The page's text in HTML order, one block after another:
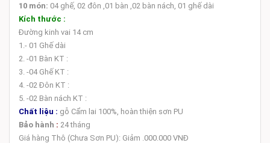
10 món: 04 ghế, 02 đôn ,01 bàn ,02 bàn nách, 01 ghế dài
Kích thước :
Đường kinh vai 14 cm
1.- 01 Ghế dài
2. -01 Bàn KT :
3. -04 Ghế KT :
4. -02 Đôn KT :
5. -02 Bàn nách KT :
Chất liệu : gỗ Cẩm lai 100%, hoàn thiện sơn PU
Bảo hành : 24 tháng
Giá hàng Thô (Chưa Sơn PU): Giảm .000.000 VNĐ